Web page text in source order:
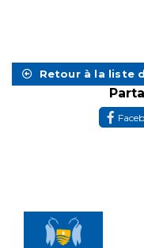
Retour à la liste